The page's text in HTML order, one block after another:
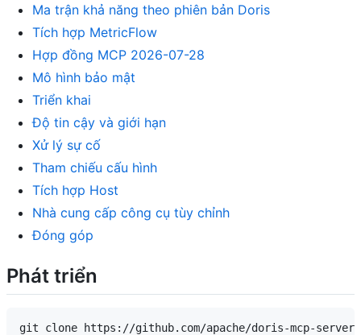
Ma trận khả năng theo phiên bản Doris
Tích hợp MetricFlow
Hợp đồng MCP 2026-07-28
Mô hình bảo mật
Triển khai
Độ tin cậy và giới hạn
Xử lý sự cố
Tham chiếu cấu hình
Tích hợp Host
Nhà cung cấp công cụ tùy chỉnh
Đóng góp
Phát triển
git clone https://github.com/apache/doris-mcp-